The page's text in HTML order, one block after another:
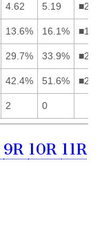
4.62 5.19
13.6% 16.1%
29.7% 33.9%
42.4% 51.6%
2 0
9R 10R 11R